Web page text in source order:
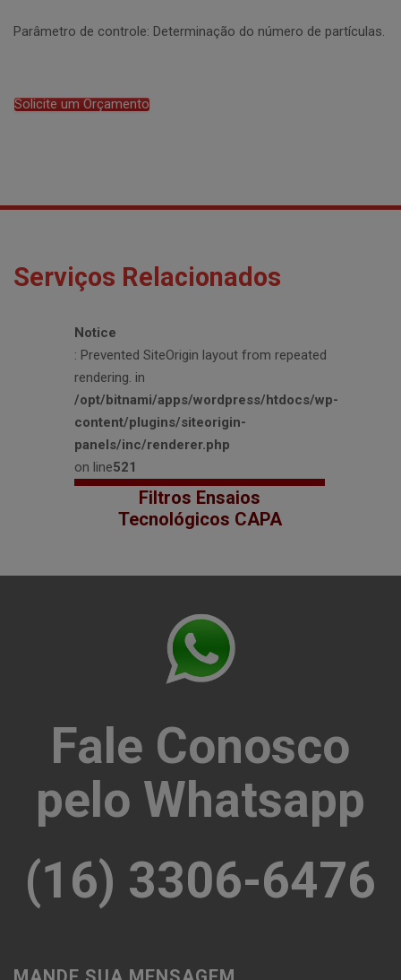
Parâmetro de controle: Determinação do número de partículas.
Solicite um Orçamento
Serviços Relacionados
Notice
: Prevented SiteOrigin layout from repeated
rendering. in
/opt/bitnami/apps/wordpress/htdocs/wp-
content/plugins/siteorigin-
panels/inc/renderer.php
on line521
Filtros Ensaios
Tecnológicos CAPA
Fale Conosco
pelo Whatsapp
(16) 3306-6476